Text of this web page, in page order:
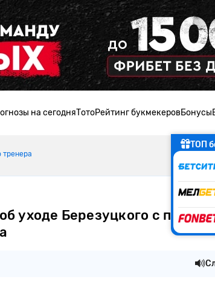
на сегодняТотоРейтинг букмекеровБонусы
ТОП
тренера
уходе Березуцкого с поста